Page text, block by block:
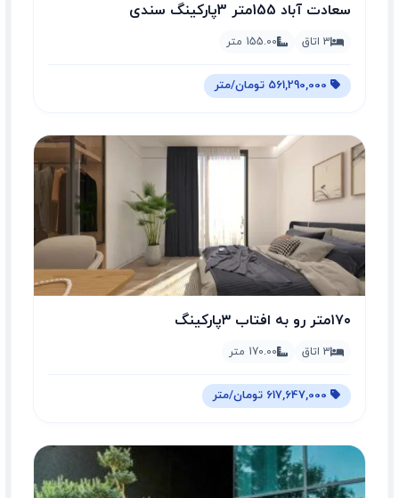
سعادت آباد 155متر 3پارکینگ سندی
3 اتاق 155.00 متر
۱۷۰متر رو به افتاب ۳پارکینگ
3 اتاق 170.00 متر